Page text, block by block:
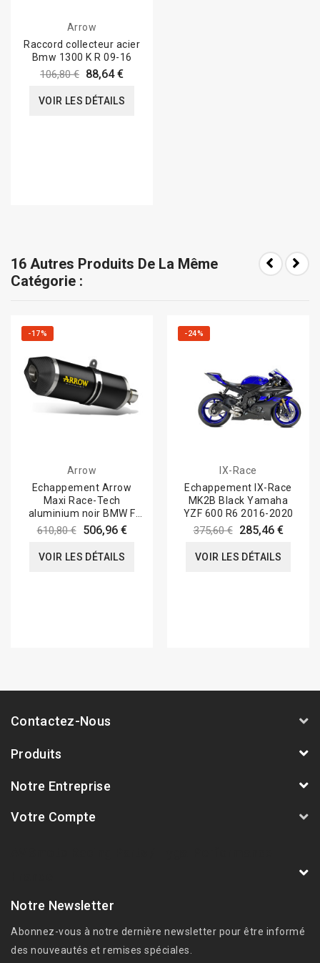
Arrow
Raccord collecteur acier
Bmw 1300 K R 09-16
106,80 € 88,64 €
VOIR LES DÉTAILS
16 Autres Produits De La Même
Catégorie :
-17%
Arrow
Echappement Arrow
Maxi Race-Tech
aluminium noir BMW F
750/850 GS 2021-
610,80 € 506,96 €
VOIR LES DÉTAILS
-24%
IX-Race
Echappement IX-Race
MK2B Black Yamaha
YZF 600 R6 2016-2020
375,60 € 285,46 €
VOIR LES DÉTAILS
Contactez-Nous
Produits
Notre Entreprise
Votre Compte
Notre Newsletter
Abonnez-vous à notre dernière newsletter pour être informé
des nouveautés et remises spéciales.